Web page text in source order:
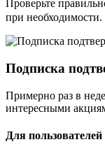
Проверьте
при необходимости.
Подписка
Примерно раз в
интересными
Для пользователей